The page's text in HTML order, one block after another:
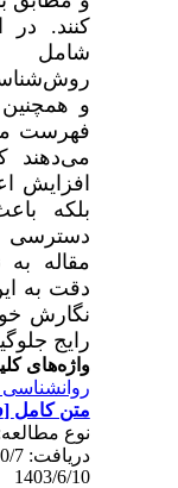
کنند. در
شامل
و
فهرست
می‌دهند
افزایش
بلکه
دسترسی
مقاله به
دقت به این
نگارش
رایج
واژه‌های
روانشناسی
متن کامل[PDF 505 kb]
نوع مطالعه:
1403/6/10